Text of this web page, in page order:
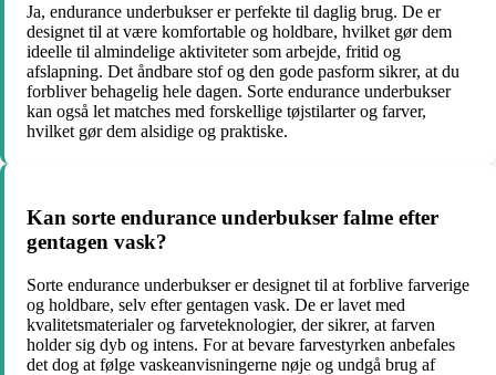
Ja, endurance underbukser er perfekte til daglig brug. De er
designet til at være komfortable og holdbare, hvilket gør dem
ideelle til almindelige aktiviteter som arbejde, fritid og
afslapning. Det åndbare stof og den gode pasform sikrer, at du
forbliver behagelig hele dagen. Sorte endurance underbukser
kan også let matches med forskellige tøjstilarter og farver,
hvilket gør dem alsidige og praktiske.
Kan sorte endurance underbukser falme efter
gentagen vask?
Sorte endurance underbukser er designet til at forblive farverige
og holdbare, selv efter gentagen vask. De er lavet med
kvalitetsmaterialer og farveteknologier, der sikrer, at farven
holder sig dyb og intens. For at bevare farvestyrken anbefales
det dog at følge vaskeanvisningerne nøje og undgå brug af